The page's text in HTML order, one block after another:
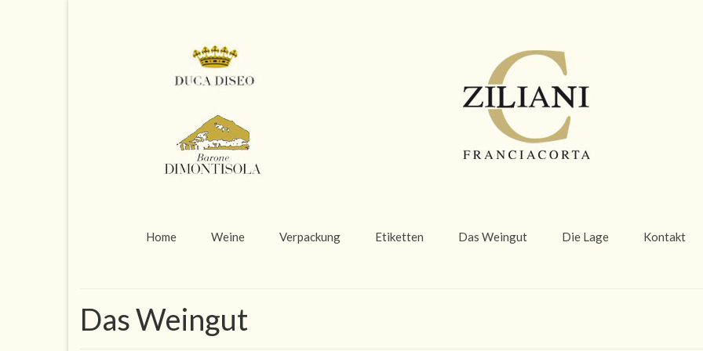
Home Weine Verpackung Etiketten Das Weingut Die Lage Kontakt
Das Weingut